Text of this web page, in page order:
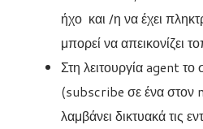
ήχο και /η να έχει
μπορεί να απεικονίζει
Στη λειτουργία agent το
(subscribe σε ένα
λαμβάνει δικτυακά τις